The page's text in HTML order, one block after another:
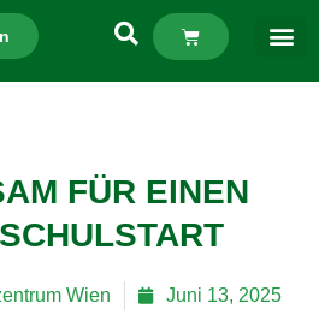
FÜR EINEN
Wien Juni 13, 2025